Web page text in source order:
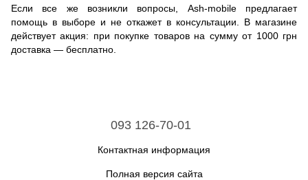
Если все же возникли вопросы, Ash-mobile предлагает
помощь в выборе и не откажет в консультации. В магазине
действует акция: при покупке товаров на сумму от 1000 грн
доставка — бесплатно.
093 126-70-01
Контактная информация
Полная версия сайта